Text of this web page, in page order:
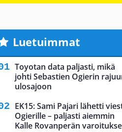
Luetuimmat
Toyotan data paljasti, mikä
johti Sebastien Ogierin
ulosajoon
EK15: Sami Pajari lähetti
Ogierille – paljasti aiemmin
Kalle Rovanperän